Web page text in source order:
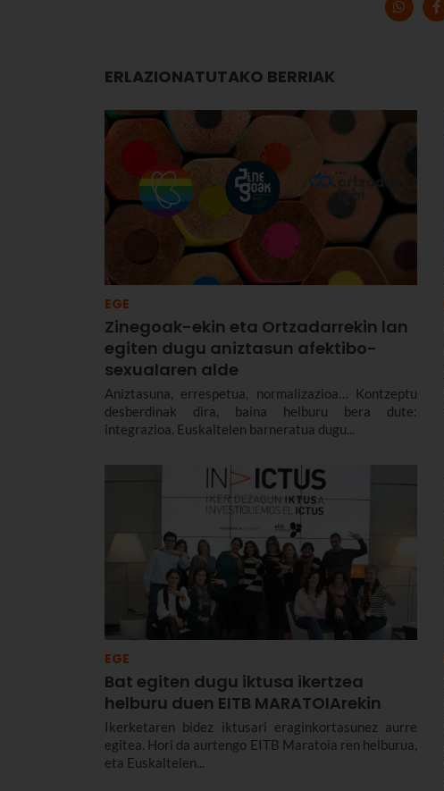
ERLAZIONATUTAKO BERRIAK
EGE
Zinegoak-ekin eta Ortzadarrekin lan
egiten dugu aniztasun afektibo-
sexualaren alde
Aniztasuna, errespetua, normalizazioa… Kontzeptu
desberdinak dira, baina helburu bera dute:
integrazioa. Euskaltelen barneratua dugu...
EGE
Bat egiten dugu iktusa ikertzea
helburu duen EITB MARATOIArekin
Ikerketaren bidez iktusari eraginkortasunez aurre
egitea. Hori da aurtengo EITB Maratoia ren helburua,
eta Euskaltelen...